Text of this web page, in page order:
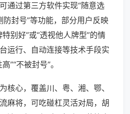
通过第三方软件实现“随意选
防封号”等功能，部分用户反映
别好”或“透视他人牌型”的情
运行、自动连接等技术手段实
”“不被封号”。
核心，覆盖川、粤、湘、鄂、
麻将，可吃碰杠灵活对局，胡